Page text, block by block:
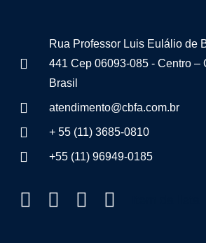
Rua Professor Luis Eulálio de
441 Cep 06093-085 - Centro –
Brasil
atendimento@cbfa.com.br
+ 55 (11) 3685-0810
+55 (11) 96949-0185